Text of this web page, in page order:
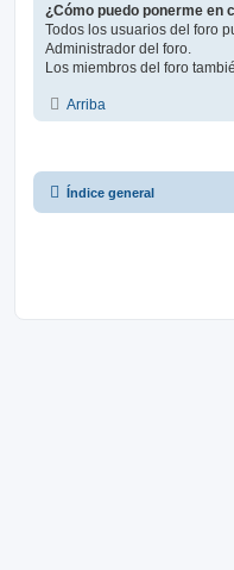
¿Cómo puedo ponerme en
Todos los usuarios del foro
Administrador del foro.
Los miembros del foro
Arriba
Índice general